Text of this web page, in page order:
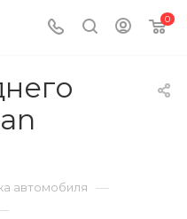
0
автомобиля —